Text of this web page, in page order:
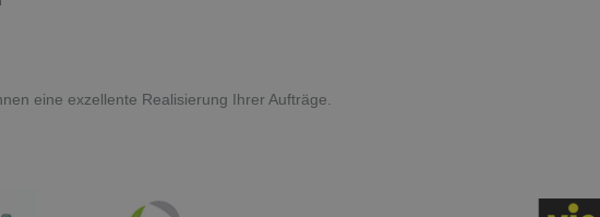
eine exzellente Realisierung Ihrer Aufträge.